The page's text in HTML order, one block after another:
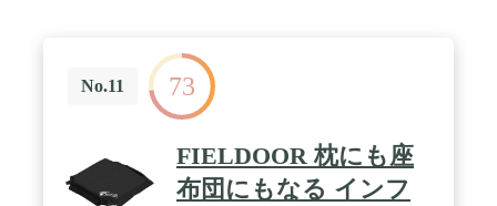
No.11 73
FIELDOOR 枕にも座
布団にもなる インフ